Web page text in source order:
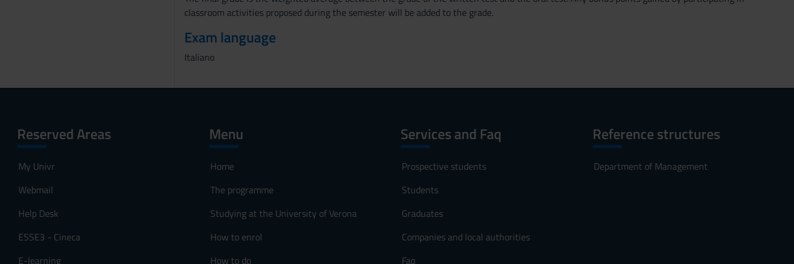
classroom activities proposed during the semester will be added to the grade.
Exam language
Italiano
Reserved Areas
My Univr
Webmail
Help Desk
ESSE3 - Cineca
E-learning
Menu
Home
The programme
Studying at the University of Verona
How to enrol
How to do
Services and Faq
Prospective students
Students
Graduates
Companies and local authorities
Faq
Reference structures
Department of Management